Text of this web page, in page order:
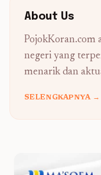
About Us
PojokKoran.com
negeri yang
menarik dan
SELENGKAPNYA →